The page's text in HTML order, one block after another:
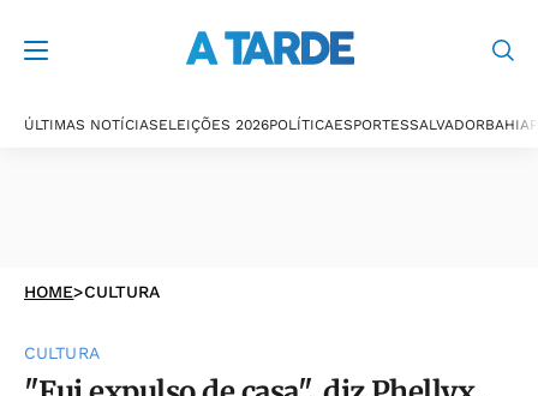
ÚLTIMAS NOTÍCIASELEIÇÕES 2026POLÍTICAESPORTESSALVADORBAHIA
HOME>CULTURA
CULTURA